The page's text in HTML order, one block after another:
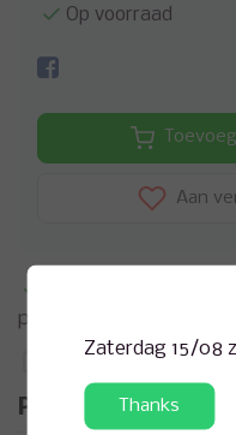
Op voorraad
Aan
product
Toevoegen aan
Zaterdag 15/08
Thanks